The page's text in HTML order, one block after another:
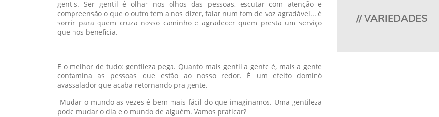
gentis. Ser gentil é olhar nos olhos das pessoas, escutar com atenção e
compreensão o que o outro tem a nos dizer, falar num tom de voz agradável... é
sorrir para quem cruza nosso caminho e agradecer quem presta um serviço
que nos beneficia.
E o melhor de tudo: gentileza pega. Quanto mais gentil a gente é, mais a gente
contamina as pessoas que estão ao nosso redor. É um efeito dominó
avassalador que acaba retornando pra gente.
Mudar o mundo as vezes é bem mais fácil do que imaginamos. Uma gentileza
pode mudar o dia e o mundo de alguém. Vamos praticar?
// VARIEDADES